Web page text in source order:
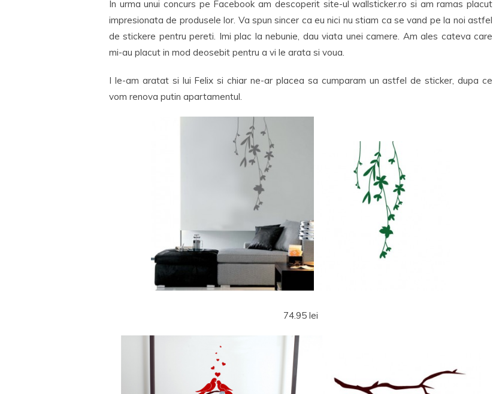
In urma unui concurs pe Facebook am descoperit site-ul wallsticker.ro si am ramas placut
impresionata de produsele lor. Va spun sincer ca eu nici nu stiam ca se vand pe la noi astfel
de stickere pentru pereti. Imi plac la nebunie, dau viata unei camere. Am ales cateva care
mi-au placut in mod deosebit pentru a vi le arata si voua.
I le-am aratat si lui Felix si chiar ne-ar placea sa cumparam un astfel de sticker, dupa ce
vom renova putin apartamentul.
74.95 lei